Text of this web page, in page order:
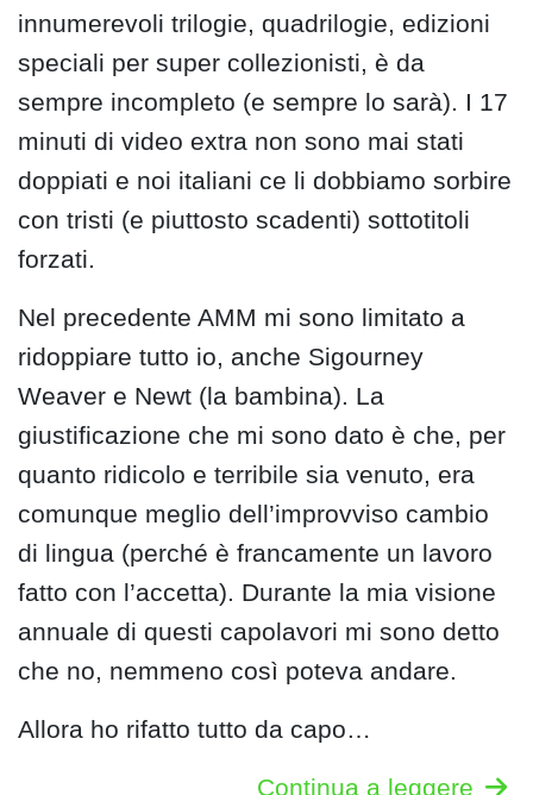
innumerevoli trilogie, quadrilogie, edizioni
speciali per super collezionisti, è da
sempre incompleto (e sempre lo sarà). I 17
minuti di video extra non sono mai stati
doppiati e noi italiani ce li dobbiamo sorbire
con tristi (e piuttosto scadenti) sottotitoli
forzati.
Nel precedente AMM mi sono limitato a
ridoppiare tutto io, anche Sigourney
Weaver e Newt (la bambina). La
giustificazione che mi sono dato è che, per
quanto ridicolo e terribile sia venuto, era
comunque meglio dell’improvviso cambio
di lingua (perché è francamente un lavoro
fatto con l’accetta). Durante la mia visione
annuale di questi capolavori mi sono detto
che no, nemmeno così poteva andare.
Allora ho rifatto tutto da capo…
Continua a leggere